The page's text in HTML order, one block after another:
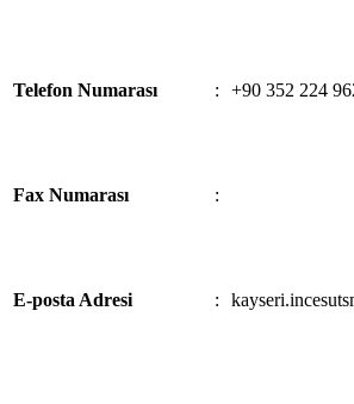
Telefon Numarası : +90 352 224
Fax Numarası :
E-posta Adresi :